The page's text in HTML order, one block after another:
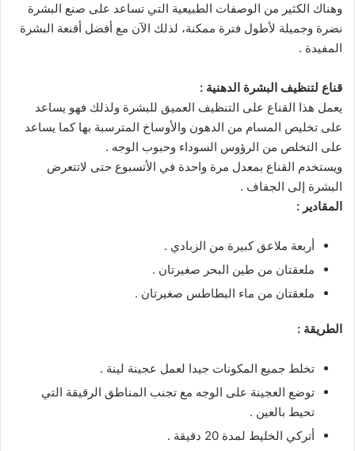
وهناك الكثير من الوصفات الطبيعية التي تساعد على صنع البشرة
نضرة وجميلة لأطول فترة ممكنة، لذلك الآن مع أفضل أقنعة البشرة
المفيدة .
قناع لتنظيف البشرة الدهنية :
يعمل هذا القناع على التنظيف العميق للبشرة ولذلك فهو يساعد
على تخليص المسام من الدهون والأوساخ المترسبة بها كما يساعد
على التخلص من الرؤوس السوداء وحبوب الوجه .
ويستخدم القناع بمعدل مرة واحدة في الأتسبوع حتى لاتتعرض
البشرة إلى الجفاف .
المقادير :
أربعة ملاعق كبيرة من الزبادي .
ملعقتان من طين البحر صغيرتان .
ملعقتان من ماء البطاطس صغيرتان .
الطريقة :
تخلط جميع المكونات جيدا لعمل عجينة لينة .
توضع العجينة على الوجه مع تجنب المناطق الرقيقة التي
تحيط بالعين .
أتركي الخليط لمدة 20 دقيقة .